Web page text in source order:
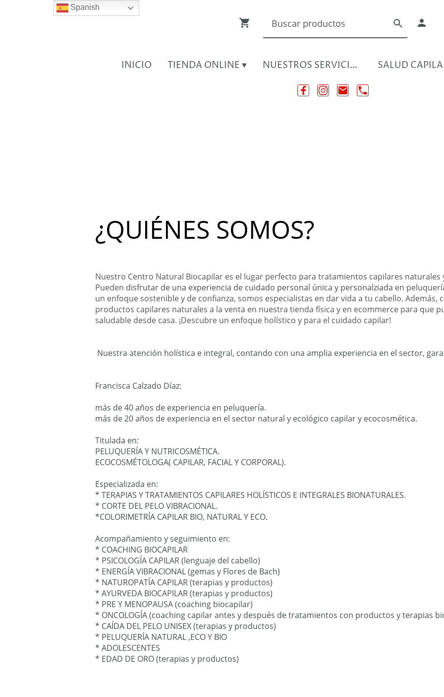
INICIO TIENDA ONLINE NUESTROS SERVICIOS SALUD
¿QUIÉNES SOMOS?
Nuestro Centro Natural Biocapilar es el lugar perfecto para tratamientos capilares naturales
Pueden disfrutar de una experiencia de cuidado personal única y personalziada en
un enfoque sostenible y de confianza, somos especialistas en dar vida a tu cabello. Además,
productos capilares naturales a la venta en nuestra tienda física y en ecommerce para que
saludable desde casa. ¡Descubre un enfoque holístico y para el cuidado capilar!
Nuestra atención holística e integral, contando con una amplia experiencia en el sector,
Francisca Calzado Díaz:
más de 40 años de experiencia en peluquería.
más de 20 años de experiencia en el sector natural y ecológico capilar y ecocosmética.
Titulada en:
PELUQUERÍA Y NUTRICOSMÉTICA.
ECOCOSMÉTOLOGA( CAPILAR, FACIAL Y CORPORAL).
Especializada en:
* TERAPIAS Y TRATAMIENTOS CAPILARES HOLÍSTICOS E INTEGRALES BIONATURALES.
* CORTE DEL PELO VIBRACIONAL.
*COLORIMETRÍA CAPILAR BIO, NATURAL Y ECO.
Acompañamiento y seguimiento en:
* COACHING BIOCAPILAR
* PSICOLOGÍA CAPILAR (lenguaje del cabello)
* ENERGÍA VIBRACIONAL (gemas y Flores de Bach)
* NATUROPATÍA CAPILAR (terapias y productos)
* AYURVEDA BIOCAPILAR (terapias y productos)
* PRE Y MENOPAUSA (coaching biocapilar)
* ONCOLOGÍA (coaching capilar antes y después de tratamientos con productos y terapias
* CAÍDA DEL PELO UNISEX (terapias y productos)
* PELUQUERÍA NATURAL ,ECO Y BIO
* ADOLESCENTES
* EDAD DE ORO (terapias y productos)
Spanish